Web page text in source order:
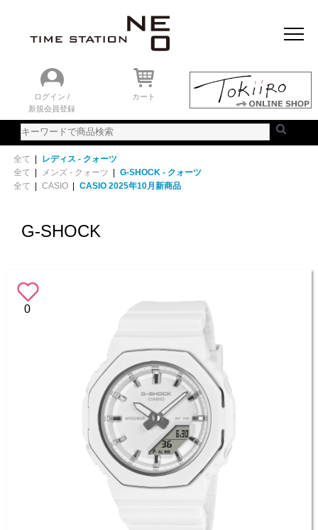
ログイン /
新規会員登録
カート
全て |
レディス - クォーツ
全て | メンズ - クォーツ | G-SHOCK - クォーツ
全て | CASIO | CASIO 2025年10月新商品
G-SHOCK
0
おすすめアイテム
ニュース＆トピック
時計を探す
ランキング
ご利用ガイド